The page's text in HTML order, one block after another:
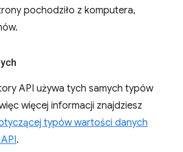
pochodziło z komputera,
API używa tych samych typów
więcej informacji znajdziesz
typów wartości danych
.